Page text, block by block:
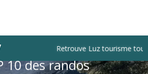
Retrouve Luz tourisme tous les
10 des randos